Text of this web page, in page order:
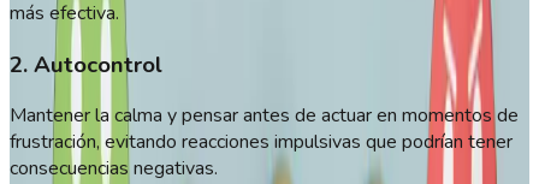
más efectiva.
2. Autocontrol
Mantener la calma y pensar antes de actuar en momentos de
frustración, evitando reacciones impulsivas que podrían tener
consecuencias negativas.